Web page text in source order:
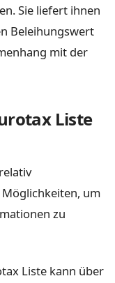
Sie liefert ihnen
Beleihungswert
mit der
Liste
um
zu
Liste kann über